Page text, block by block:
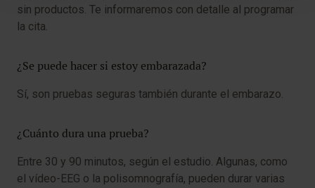
sin productos. Te informaremos con detalle al programar
la cita.
¿Se puede hacer si estoy embarazada?
Sí, son pruebas seguras también durante el embarazo.
¿Cuánto dura una prueba?
Entre 30 y 90 minutos, según el estudio. Algunas, como
el vídeo-EEG o la polisomnografía, pueden durar varias